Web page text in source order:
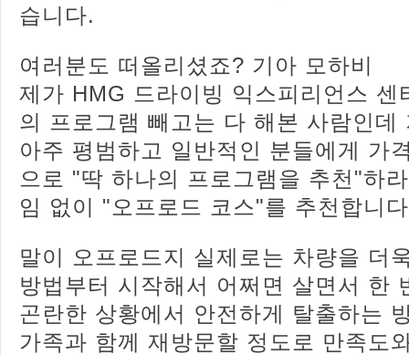
습니다.
여러분도 떠올리셨죠? 기아 모하비
제가 HMG 드라이빙 익스피리언스 센
의 프로그램 빼고는 다 해본 사람인데
아주 평범하고 일반적인 분들에게 가
으로 "딱 하나의 프로그램을 추천"하
임 없이 "오프로드 코스"를 추천합니
말이 오프로드지 실제로는 차량을 더
방법부터 시작해서 어쩌면 살면서 한
곤란한 상황에서 안전하게 탈출하는
가족과 함께 재방문할 정도로 만족도